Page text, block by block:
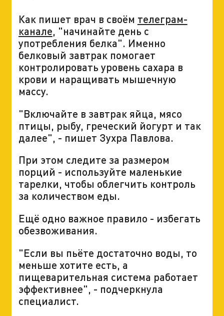
Как пишет врач в своём телеграм-
канале , "начинайте день с
употребления белка". Именно
белковый завтрак помогает
контролировать уровень сахара в
крови и наращивать мышечную
массу.
"Включайте в завтрак яйца, мясо
птицы, рыбу, греческий йогурт и так
далее", - пишет Зухра Павлова.
При этом следите за размером
порций - используйте маленькие
тарелки, чтобы облегчить контроль
за количеством еды.
Ещё одно важное правило - избегать
обезвоживания.
"Если вы пьёте достаточно воды, то
меньше хотите есть, а
пищеварительная система работает
эффективнее", - подчеркнула
специалист.